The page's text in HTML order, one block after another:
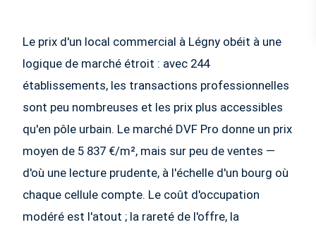
Le prix d'un local commercial à Légny obéit à une
logique de marché étroit : avec 244
établissements, les transactions professionnelles
sont peu nombreuses et les prix plus accessibles
qu'en pôle urbain. Le marché DVF Pro donne un prix
moyen de 5 837 €/m², mais sur peu de ventes —
d'où une lecture prudente, à l'échelle d'un bourg où
chaque cellule compte. Le coût d'occupation
modéré est l'atout ; la rareté de l'offre, la